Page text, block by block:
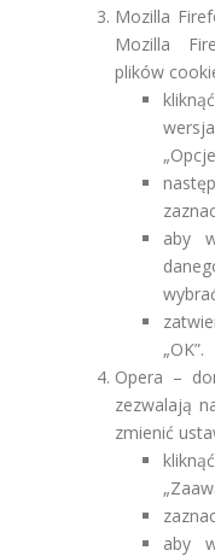
Mozilla
Mozilla
plików
aby
„OK”.
Opera –
zezwalają
zmienić
aby